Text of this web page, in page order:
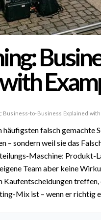
Business-to-Business Explained with
häufigsten falsch
– sondern weil sie das
Maschine: Produkt-
Team aber keine
Kaufentscheidungen
Mix ist – wenn er richtig